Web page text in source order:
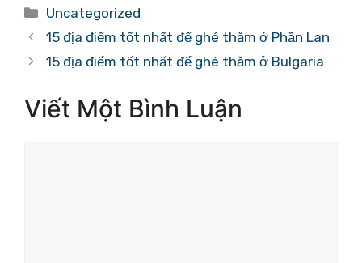
Danh
mục
Uncategorized
15 địa điểm tốt nhất để ghé thăm ở Phần Lan
15 địa điểm tốt nhất để ghé thăm ở Bulgaria
Viết Một Bình Luận